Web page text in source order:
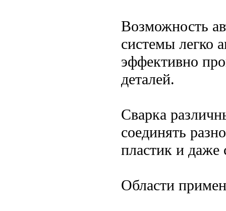
Возможность
системы легко
эффективно
деталей.
Сварка
соединять
пластик и даже
Области